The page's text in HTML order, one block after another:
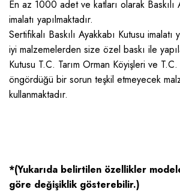
En az 1000 adet ve katları olarak Baskılı
imalatı yapılmaktadır.
Sertifikalı Baskılı Ayakkabı Kutusu imalatı
iyi malzemelerden size özel baskı ile
Kutusu T.C. Tarım Orman Köyişleri ve T.C.
öngördüğü bir sorun teşkil etmeyecek
kullanmaktadır.
*(Yukarıda belirtilen özellikler
göre değişiklik gösterebilir.)